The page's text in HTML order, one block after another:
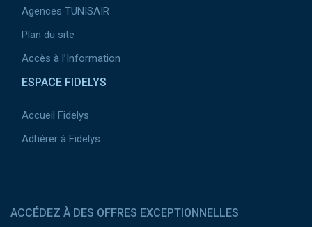
Agences TUNISAIR
Plan du site
Accès à l’Information
ESPACE FIDELYS
Accueil Fidelys
Adhérer à Fidelys
ACCÉDEZ À DES OFFRES EXCEPTIONNELLES